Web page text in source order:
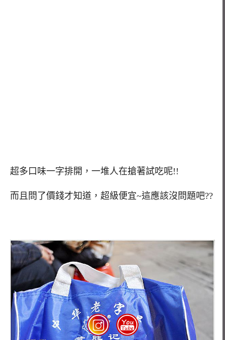
超多口味一字排開，一堆人在搶著試吃呢!!
而且問了價錢才知道，超級便宜~這應該沒問題吧??